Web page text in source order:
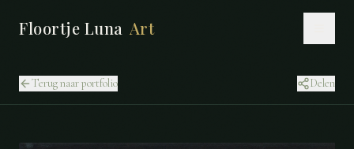
Floortje Luna Art
Terug naar portfolio Delen